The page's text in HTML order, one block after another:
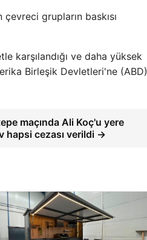
grupların baskısı
karşılandığı ve daha yüksek
Birleşik Devletleri'ne (ABD)
maçında Ali Koç'u yere
hapsi cezası verildi →